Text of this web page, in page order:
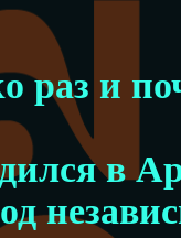
раз и
в